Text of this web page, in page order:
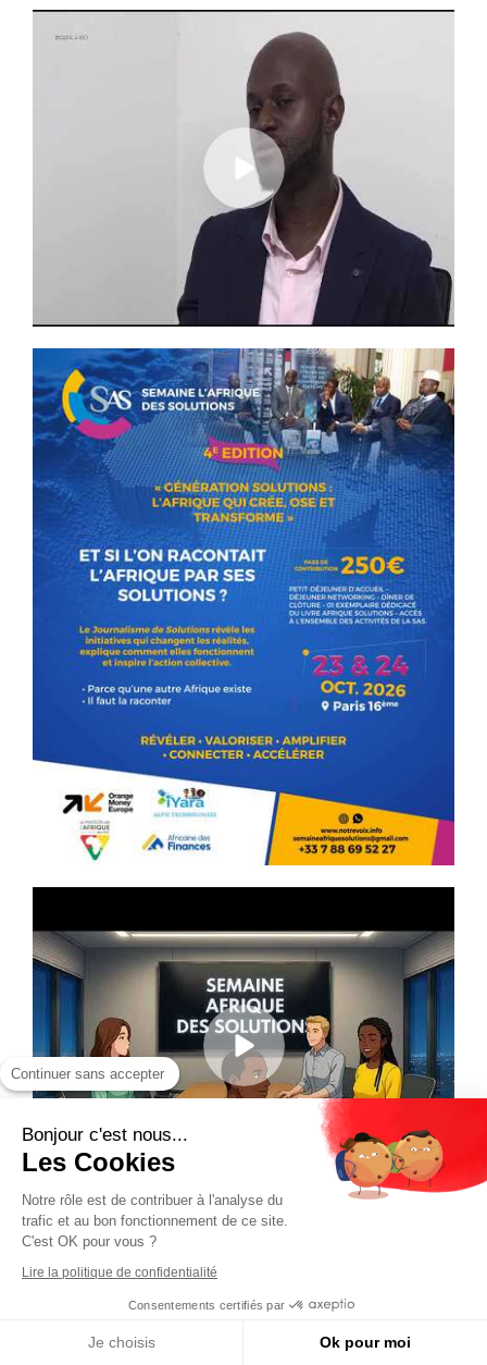
Continuer sans accepter
Bonjour c'est nous...
Les Cookies
Notre rôle est de contribuer à l'analyse du
trafic et au bon fonctionnement de ce site.
C'est OK pour vous ?
Lire la politique de confidentialité
Consentements certifiés par
Je choisis Ok pour moi